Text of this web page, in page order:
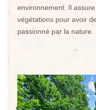
environnement. Il
végétations pour avoir
passionné par la nature.